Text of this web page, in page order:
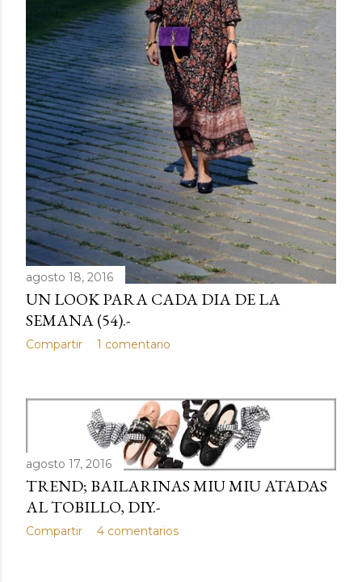
agosto 18, 2016
UN LOOK PARA CADA DIA DE LA
SEMANA (54).-
Compartir 1 comentario
agosto 17, 2016
TREND; BAILARINAS MIU MIU ATADAS
AL TOBILLO, DIY.-
Compartir 4 comentarios